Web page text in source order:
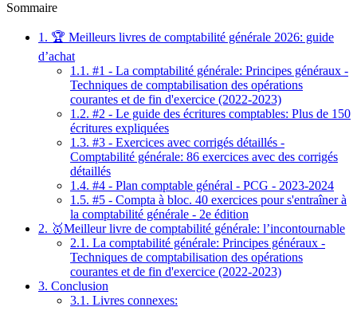
Sommaire
1. 🏆 Meilleurs livres de comptabilité générale 2026: guide
d’achat
1.1. #1 - La comptabilité générale: Principes généraux -
Techniques de comptabilisation des opérations
courantes et de fin d'exercice (2022-2023)
1.2. #2 - Le guide des écritures comptables: Plus de 150
écritures expliquées
1.3. #3 - Exercices avec corrigés détaillés -
Comptabilité générale: 86 exercices avec des corrigés
détaillés
1.4. #4 - Plan comptable général - PCG - 2023-2024
1.5. #5 - Compta à bloc. 40 exercices pour s'entraîner à
la comptabilité générale - 2e édition
2. 🥇Meilleur livre de comptabilité générale: l’incontournable
2.1. La comptabilité générale: Principes généraux -
Techniques de comptabilisation des opérations
courantes et de fin d'exercice (2022-2023)
3. Conclusion
3.1. Livres connexes: